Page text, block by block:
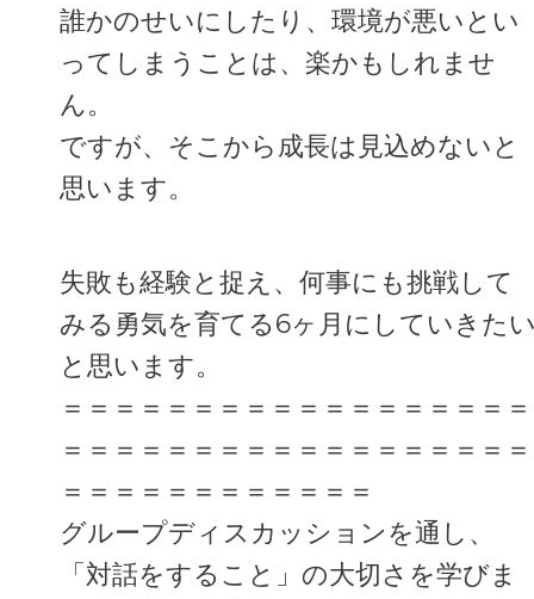
誰かのせいにしたり、環境が悪いとい
ってしまうことは、楽かもしれませ
ん。
ですが、そこから成長は見込めないと
思います。
失敗も経験と捉え、何事にも挑戦して
みる勇気を育てる6ヶ月にしていきた
と思います。
＝＝＝＝＝＝＝＝＝＝＝＝＝＝＝＝＝＝
＝＝＝＝＝＝＝＝＝＝＝＝＝＝＝＝＝＝
＝＝＝＝＝＝＝＝＝＝＝＝
グループディスカッションを通し、
「対話をすること」の大切さを学びま